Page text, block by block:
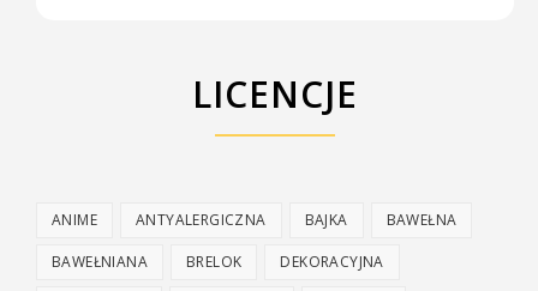
LICENCJE
ANIME ANTYALERGICZNA BAJKA BAWEŁNA
BAWEŁNIANA BRELOK DEKORACYJNA